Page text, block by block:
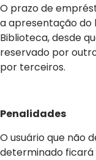
O prazo de
a apresentação
Biblioteca, desde
reservado por
por terceiros.
Penalidades
O usuário que não
determinado ficará